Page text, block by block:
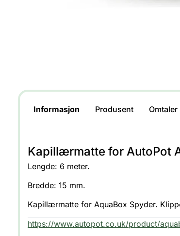
Informasjon Produsent Omtaler
Kapillærmatte for AutoPot
Lengde: 6 meter.
Bredde: 15 mm.
Kapillærmatte for AquaBox Spyder.
https://www.autopot.co.uk/product/